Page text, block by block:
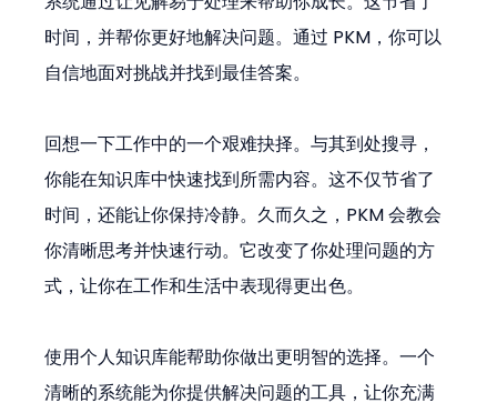
时间，并帮你更好地解决问题。通过 PKM，你可以
自信地面对挑战并找到最佳答案。
回想一下工作中的一个艰难抉择。与其到处搜寻，
你能在知识库中快速找到所需内容。这不仅节省了
时间，还能让你保持冷静。久而久之，PKM 会教会
你清晰思考并快速行动。它改变了你处理问题的方
式，让你在工作和生活中表现得更出色。
使用个人知识库能帮助你做出更明智的选择。一个
清晰的系统能为你提供解决问题的工具，让你充满